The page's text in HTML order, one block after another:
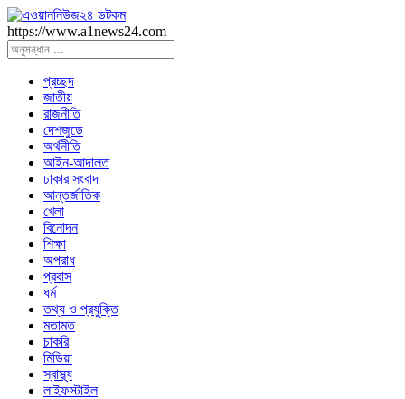
https://www.a1news24.com
প্রচ্ছদ
জাতীয়
রাজনীতি
দেশজুডে
অর্থনীতি
আইন-আদালত
ঢাকার সংবাদ
আন্তর্জাতিক
খেলা
বিনোদন
শিক্ষা
অপরাধ
প্রবাস
ধর্ম
তথ্য ও প্রযুক্তি
মতামত
চাকরি
মিডিয়া
স্বাস্থ্য
লাইফস্টাইল